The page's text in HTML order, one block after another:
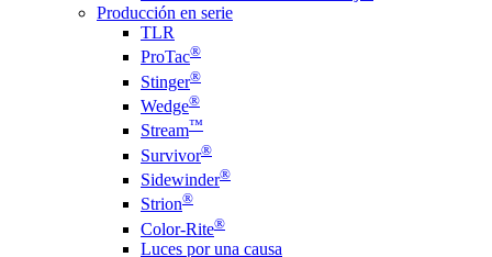
Producción en serie
TLR
ProTac®
Stinger®
Wedge®
Stream™
Survivor®
Sidewinder®
Strion®
Color-Rite®
Luces por una causa